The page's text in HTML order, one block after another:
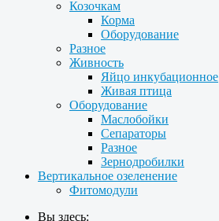
Козочкам
Корма
Оборудование
Разное
Живность
Яйцо инкубационное
Живая птица
Оборудование
Маслобойки
Сепараторы
Разное
Зернодробилки
Вертикальное озеленение
Фитомодули
Вы здесь: